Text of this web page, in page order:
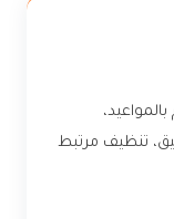
تنظيف مرتبط